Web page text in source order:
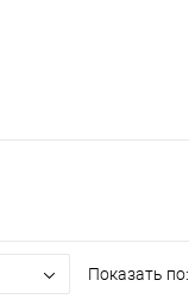
Показать по: